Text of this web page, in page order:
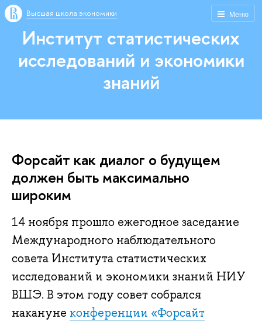
Меню
Высшая школа экономики
Институт статистических
исследований и экономики
знаний
Форсайт как диалог о будущем
должен быть максимально
широким
14 ноября прошло ежегодное заседание
Международного наблюдательного
совета Института статистических
исследований и экономики знаний НИУ
ВШЭ. В этом году совет собрался
накануне конференции «Форсайт